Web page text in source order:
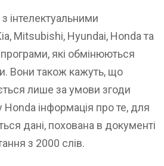
інтелектуальними
Mitsubishi, Hyundai, Honda та
які обмінюються
Вони також кажуть, що
лише за умови згоди
Honda інформація про те, для
дані, похована в документі
з 2000 слів.